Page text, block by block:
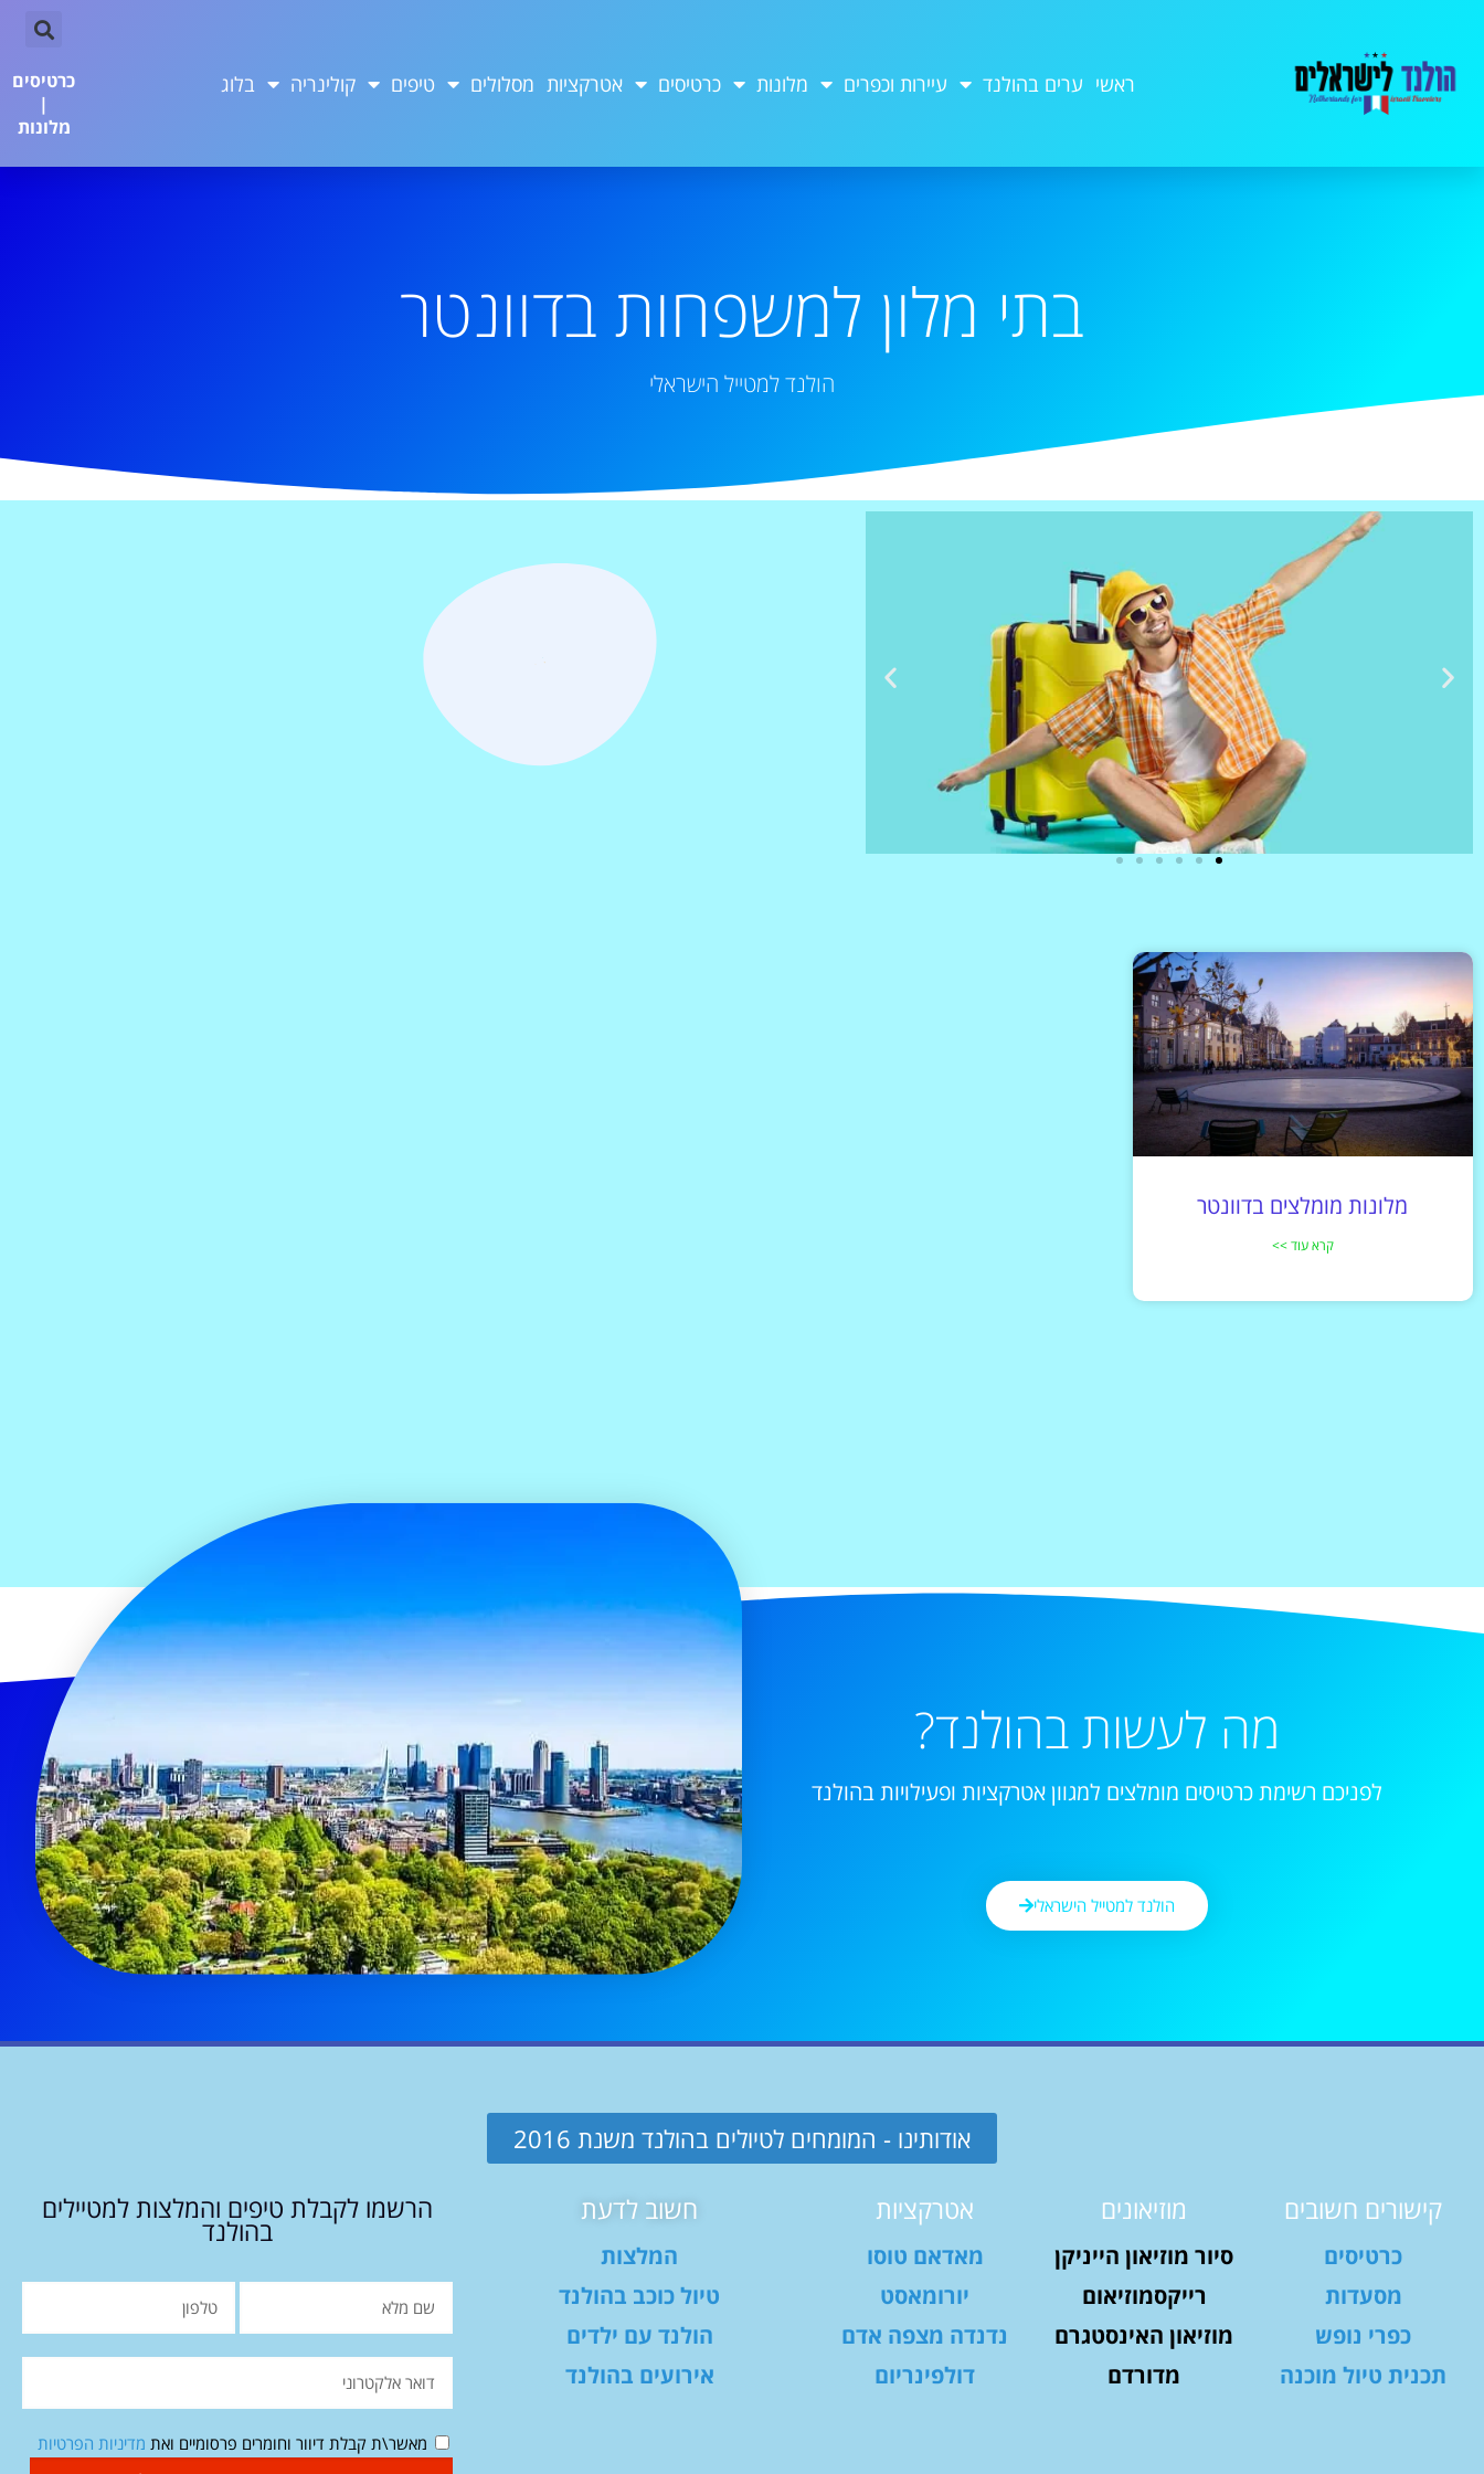
ראשי ערים בהולנד עיירות וכפרים מלונות כרטיסים אטרקציות מסלולים טיפים קולינריה בלוג
כרטיסים
|
מלונות
בתי מלון למשפחות בדוונטר
הולנד למטייל הישראלי
מלונות מומלצים בדוונטר
קרא עוד >>
מה לעשות בהולנד?
לפניכם רשימת כרטיסים מומלצים למגוון אטרקציות ופעילויות בהולנד
הולנד למטייל הישראלי
אודותינו - המומחים לטיולים בהולנד משנת 2016
קישורים חשובים
כרטיסים
מסעדות
כפרי נופש
תכנית טיול מוכנה
מוזיאונים
סיור מוזיאון הייניקן
רייקסמוזיאום
מוזיאון האינסטגרם
מדורדם
אטרקציות
מאדאם טוסו
יורומאסט
נדנדה מצפה אדם
דולפינריום
חשוב לדעת
המלצות
טיול כוכב בהולנד
הולנד עם ילדים
אירועים בהולנד
הרשמו לקבלת טיפים והמלצות למטיילים
בהולנד
מאשר\ת קבלת דיוור וחומרים פרסומיים ואת מדיניות הפרטיות